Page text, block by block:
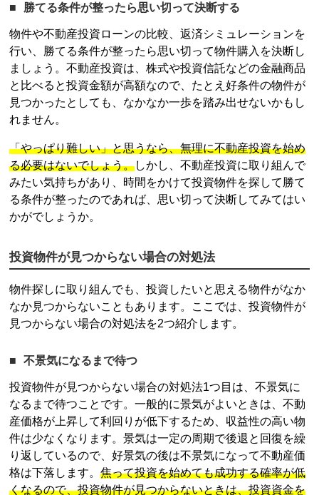
勝てる条件が整ったら思い切って決断する
物件や不動産投資 ローンの比較、返済シミュレーションを
行い、勝てる条件が整ったら思い切って物件購入を決断し
ましょう。不動産投資は、株式や投資信託などの金融商品
と比べると投資金額が高額なので、たとえ好条件の物件が
見つかったとしても、なかなか一歩を踏み出せないかもし
れません。
「やっぱり難しい」と思うなら、無理に不動産投資を始め
る必要はないでしょう。しかし、不動産投資に取り組んで
みたい気持ちがあり、時間をかけて投資物件を探して勝て
る条件が整ったのであれば、思い切って決断してみてはい
かがでしょうか。
投資物件が見つからない場合の対処法
物件探しに取り組んでも、投資したいと思える物件がなか
なか見つからないこともあります。ここでは、投資物件が
見つからない場合の対処法を2つ紹介します。
不景気になるまで待つ
投資物件が見つからない場合の対処法1つ目は、不景気に
なるまで待つことです。一般的に景気がよいときは、不動
産価格が上昇して利回りが低下するため、収益性の高い物
件は少なくなります。景気は一定の周期で後退と回復を繰
り返しているので、好景気の後は不景気になって不動産価
格は下落します。焦って投資を始めても成功する確率が低
くなるので、投資物件が見つからないときは、投資資金を